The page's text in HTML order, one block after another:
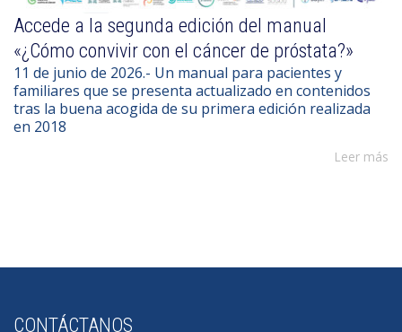
Accede a la segunda edición del manual
«¿Cómo convivir con el cáncer de próstata?»
11 de junio de 2026.- Un manual para pacientes y
familiares que se presenta actualizado en contenidos
tras la buena acogida de su primera edición realizada
en 2018
Leer más
CONTÁCTANOS